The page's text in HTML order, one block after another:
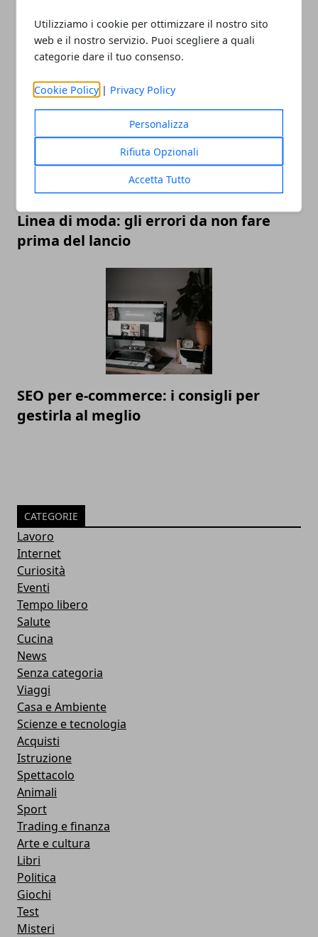
Utilizziamo i cookie per ottimizzare il nostro sito
web e il nostro servizio. Puoi scegliere a quali
categorie dare il tuo consenso.
Cookie Policy | Privacy Policy
Personalizza
Rifiuta Opzionali
Accetta Tutto
Economia della condivisione: ripensare
il concetto di proprietà dei veicoli
Linea di moda: gli errori da non fare
prima del lancio
SEO per e-commerce: i consigli per
gestirla al meglio
CATEGORIE
Lavoro
Internet
Curiosità
Eventi
Tempo libero
Salute
Cucina
News
Senza categoria
Viaggi
Casa e Ambiente
Scienze e tecnologia
Acquisti
Istruzione
Spettacolo
Animali
Sport
Trading e finanza
Arte e cultura
Libri
Politica
Giochi
Test
Misteri